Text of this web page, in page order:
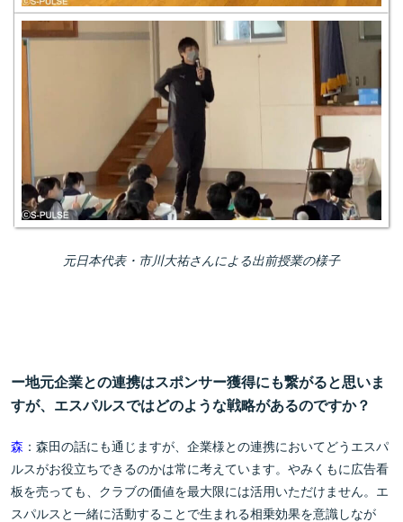
元日本代表・市川大祐さんによる出前授業の様子
ー地元企業との連携はスポンサー獲得にも繋がると思いま
すが、エスパルスではどのような戦略があるのですか？
森 ：森田の話にも通じますが、企業様との連携においてどうエスパ
ルスがお役立ちできるのかは常に考えています。やみくもに広告看
板を売っても、クラブの価値を最大限には活用いただけません。エ
スパルスと一緒に活動することで生まれる相乗効果を意識しなが